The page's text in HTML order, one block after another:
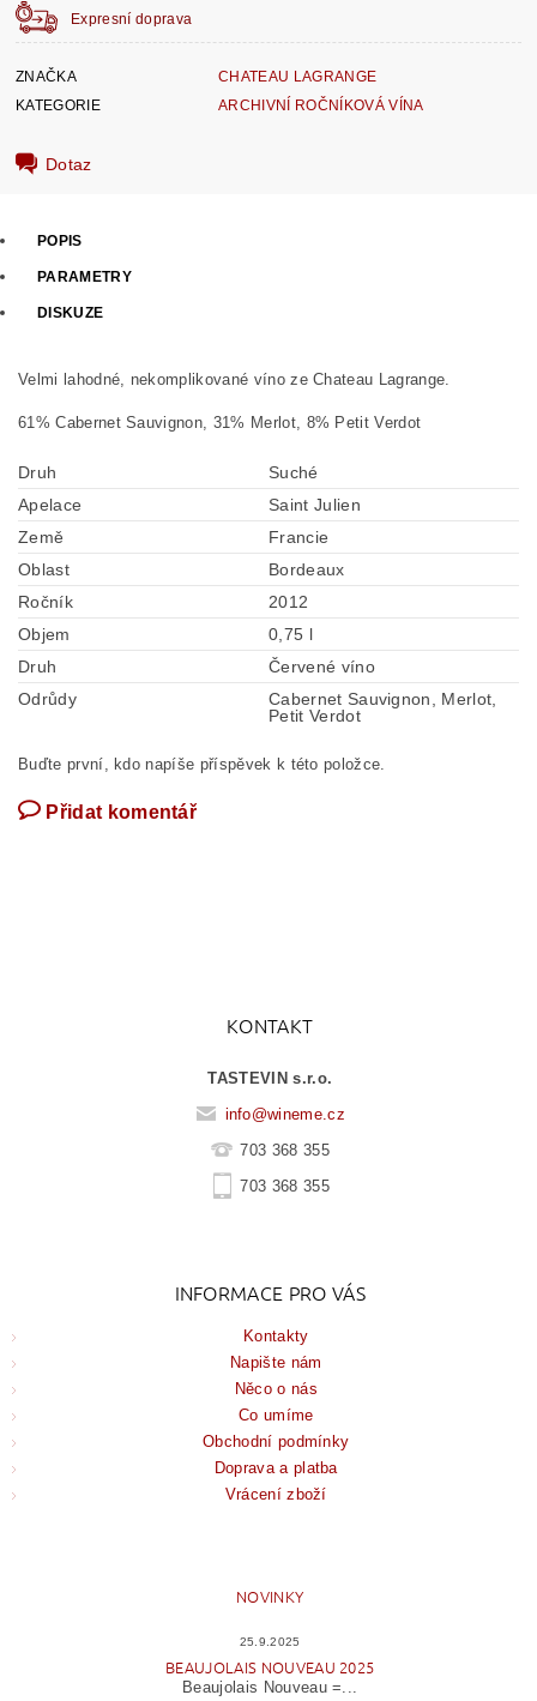
Expresní doprava
ZNAČKA
CHATEAU LAGRANGE
KATEGORIE
ARCHIVNÍ ROČNÍKOVÁ VÍNA
Dotaz
POPIS
PARAMETRY
DISKUZE
Velmi lahodné, nekomplikované víno ze Chateau Lagrange.
61% Cabernet Sauvignon, 31% Merlot, 8% Petit Verdot
Druh
Suché
Apelace
Saint Julien
Země
Francie
Oblast
Bordeaux
Ročník
2012
Objem
0,75 l
Druh
Červené víno
Odrůdy
Cabernet Sauvignon, Merlot,
Petit Verdot
Buďte první, kdo napíše příspěvek k této položce.
Přidat komentář
KONTAKT
TASTEVIN s.r.o.
info@wineme.cz
703 368 355
703 368 355
INFORMACE PRO VÁS
Kontakty
Napište nám
Něco o nás
Co umíme
Obchodní podmínky
Doprava a platba
Vrácení zboží
NOVINKY
25.9.2025
BEAUJOLAIS NOUVEAU 2025
Beaujolais Nouveau =...